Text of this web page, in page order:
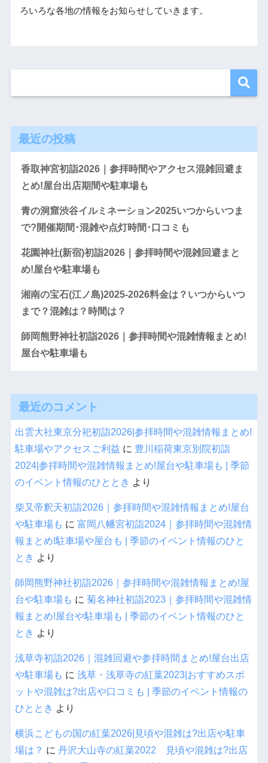
ろいろな各地の情報をお知らせしていきます。
最近の投稿
香取神宮初詣2026｜参拝時間やアクセス混雑回避ま
とめ!屋台出店期間や駐車場も
青の洞窟渋谷イルミネーション2025いつからいつま
で?開催期間･混雑や点灯時間･口コミも
花園神社(新宿)初詣2026｜参拝時間や混雑回避まと
め!屋台や駐車場も
湘南の宝石(江ノ島)2025-2026料金は？いつからいつ
まで？混雑は？時間は？
師岡熊野神社初詣2026｜参拝時間や混雑情報まとめ!
屋台や駐車場も
最近のコメント
出雲大社東京分祀初詣2026|参拝時間や混雑情報まとめ!
駐車場やアクセスご利益 に 豊川稲荷東京別院初詣
2024|参拝時間や混雑情報まとめ!屋台や駐車場も | 季節
のイベント情報のひととき より
柴又帝釈天初詣2026｜参拝時間や混雑情報まとめ!屋台
や駐車場も に 富岡八幡宮初詣2024｜参拝時間や混雑情
報まとめ!駐車場や屋台も | 季節のイベント情報のひと
とき より
師岡熊野神社初詣2026｜参拝時間や混雑情報まとめ!屋
台や駐車場も に 菊名神社初詣2023｜参拝時間や混雑情
報まとめ!屋台や駐車場も | 季節のイベント情報のひと
とき より
浅草寺初詣2026｜混雑回避や参拝時間まとめ!屋台出店
や駐車場も に 浅草・浅草寺の紅葉2023|おすすめスポ
ットや混雑は?出店や口コミも | 季節のイベント情報の
ひととき より
横浜こどもの国の紅葉2026|見頃や混雑は?出店や駐車
場は？ に 丹沢大山寺の紅葉2022 見頃や混雑は?出店